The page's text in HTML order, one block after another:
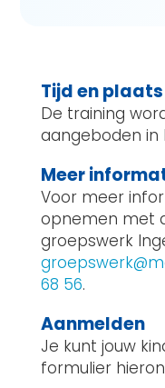
Tijd en plaats
De training
aangeboden in
Meer
Voor meer
opnemen met
groepswerk
68 56.
Aanmelden
Je kunt jouw
formulier